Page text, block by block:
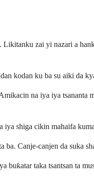
zai yi nazari a
kodan ku ba su aiki da
na iya iya
shiga cikin mahaifa
Canje-canjen da suka
taka tsantsan ta